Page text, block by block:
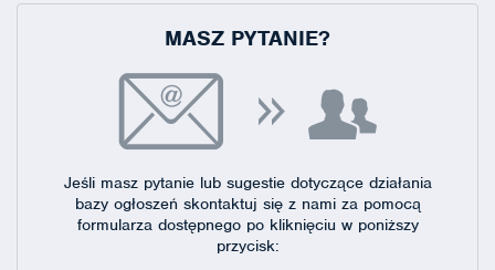
MASZ PYTANIE?
Jeśli masz pytanie lub sugestie dotyczące działania
bazy ogłoszeń skontaktuj się z nami za pomocą
formularza dostępnegopo kliknięciu w poniższy
przycisk: